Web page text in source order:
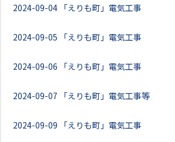
2024-09-04 「えりも町」電気工事
2024-09-05 「えりも町」電気工事
2024-09-06 「えりも町」電気工事
2024-09-07 「えりも町」電気工事等
2024-09-09 「えりも町」電気工事